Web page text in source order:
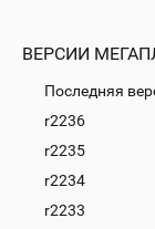
ВЕРСИИ
Последняя
r2236
r2235
r2234
r2233